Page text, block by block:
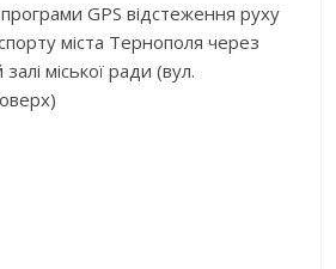
GPS відстеження руху
міста Тернополя через
міської ради (вул.